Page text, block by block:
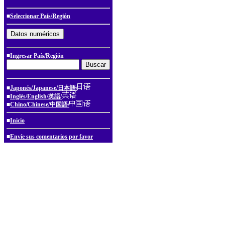
■Seleccionar País/Región
■Ingresar País/Región
■Japonés/Japanese/日本語/
■Inglés/English/英語/
■Chino/Chinese/中国語/
■Inicio
■Envíe sus comentarios por favor